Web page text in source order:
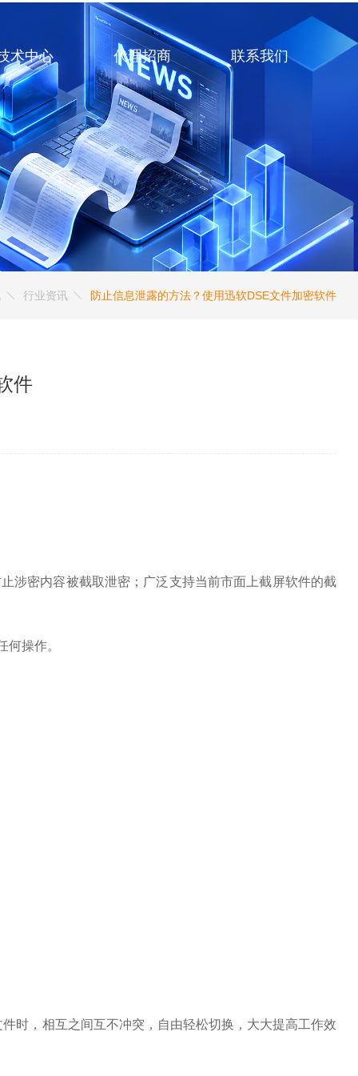
术中心 代理招商 联系我们
行业资讯 防止信息泄露的方法？使用迅软DSE文件加密软件
件
涉密内容被截取泄密； 广泛支持当前市面上截屏软件的截
操作。
时，相互之间互不冲突，自由轻松切换，大大提高工作效